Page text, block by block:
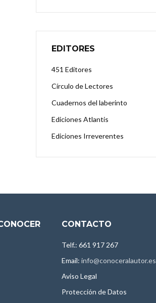
EDITORES
451 Editores
Círculo de Lectores
Cuadernos del laberinto
Ediciones Atlantis
Ediciones Irreverentes
CONTACTO
Telf.: 661 917 267
Email: info@conoceralautor.es
Aviso Legal
Protección de Datos